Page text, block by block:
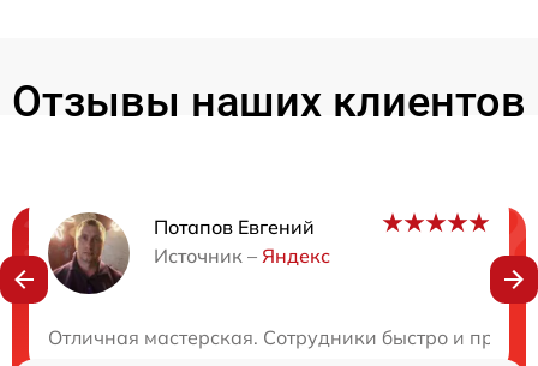
Отзывы наших клиентов
Потапов Евгений
Источник – Яндекс
Отличная мастерская. Сотрудники быстро и
Нужна консультация?